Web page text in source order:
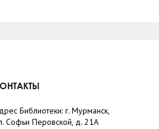
Библиотеки: г. Мурманск,
Софьи Перовской, д. 21А